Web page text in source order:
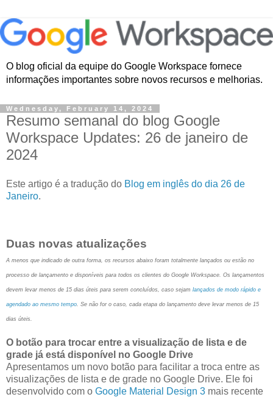
O blog oficial da equipe do Google Workspace fornece
informações importantes sobre novos recursos e melhorias.
Wednesday, February 14, 2024
Resumo semanal do blog Google
Workspace Updates: 26 de janeiro de
2024
Este artigo é a tradução do Blog em inglês do dia 26 de
Janeiro.
Duas novas atualizações
A menos que indicado de outra forma, os recursos abaixo foram totalmente lançados ou estão no
processo de lançamento e disponíveis para todos os clientes do Google Workspace. Os lançamentos
devem levar menos de 15 dias úteis para serem concluídos, caso sejam lançados de modo rápido e
agendado ao mesmo tempo . Se não for o caso, cada etapa do lançamento deve levar menos de 15
dias úteis.
O botão para trocar entre a visualização de lista e de
grade já está disponível no Google Drive
Apresentamos um novo botão para facilitar a troca entre as
visualizações de lista e de grade no Google Drive. Ele foi
desenvolvido com o Google Material Design 3 mais recente